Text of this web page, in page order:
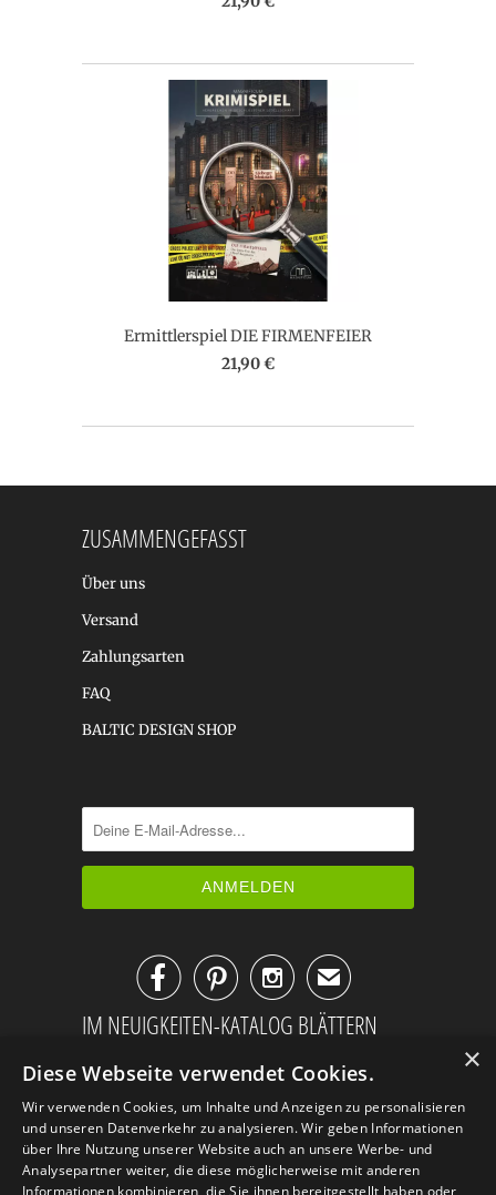
Ermittlerspiel DIE FIRMENFEIER
21,90 €
ZUSAMMENGEFASST
Über uns
Versand
Zahlungsarten
FAQ
BALTIC DESIGN SHOP
✉
IM NEUIGKEITEN-KATALOG BLÄTTERN
×
Diese Webseite verwendet Cookies.
Wir verwenden Cookies, um Inhalte und Anzeigen zu personalisieren
und unseren Datenverkehr zu analysieren. Wir geben Informationen
über Ihre Nutzung unserer Website auch an unsere Werbe- und
Analysepartner weiter, die diese möglicherweise mit anderen
Informationen kombinieren, die Sie ihnen bereitgestellt haben oder